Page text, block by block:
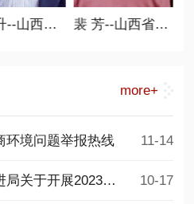
周立升--山西省商业联合会执行会长、 人防工程委员会会长 裴 芳--山西省商业联合会执行会长、 女子分会会长
more+
环境问题举报热线 11-14
· 山西省小企业发展促进局关于开展2023年度第二批专精特新中小企业项目申报工作的通知 10-17